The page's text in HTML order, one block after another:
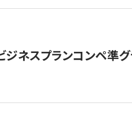
ネスプランコンペ準